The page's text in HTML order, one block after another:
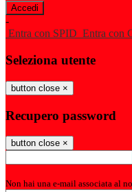
-
Entra con SPID Entra con
Seleziona utente
button close ×
Recupero password
button close ×
Non hai una e-mail associata al